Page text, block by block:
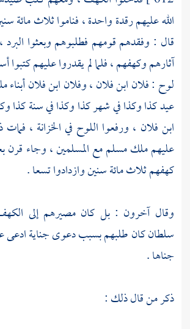
الله عليهم رقدة واحدة ، فناموا ثلاث مائة
قال : وفقدهم قومهم فطلبوهم وبعثوا البرد
آثارهم وكهفهم ، فلما لم يقدروا عليهم كتبوا
لوح : فلان ابن فلان ، وفلان ابن فلان أبناء
عيد كذا وكذا في شهر كذا وكذا في سنة كذا
ابن فلان ، ورفعوا اللوح في الخزانة ،
عليهم ملك مسلم مع المسلمين ، وجاء قرن
كهفهم ثلاث مائة سنين وازدادوا تسعا .
وقال آخرون : بل كان مصيرهم إلى
سلطان كان طلبهم بسبب دعوى جناية ادعى
جناها .
ذكر من قال ذلك :